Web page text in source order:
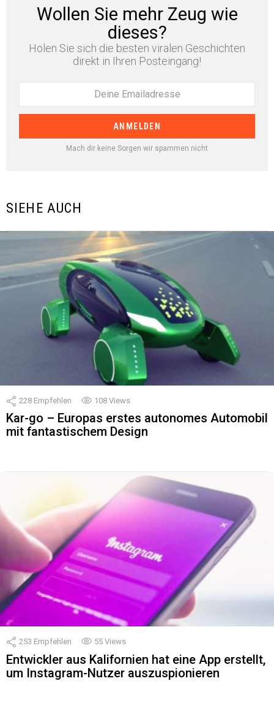
Wollen Sie mehr Zeug wie
dieses?
Holen Sie sich die besten viralen Geschichten
direkt in Ihren Posteingang!
Mach dir keine Sorgen wir spammen nicht
SIEHE AUCH
228 Empfehlen 108 Views
Kar-go – Europas erstes autonomes Automobil
mit fantastischem Design
253 Empfehlen 55 Views
Entwickler aus Kalifornien hat eine App erstellt,
um Instagram-Nutzer auszuspionieren